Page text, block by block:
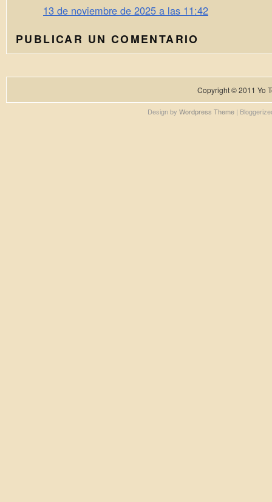
13 de noviembre de 2025 a las 11:42
PUBLICAR UN COMENTARIO
Copyright © 2011 Yo
Design by Wordpress Theme|